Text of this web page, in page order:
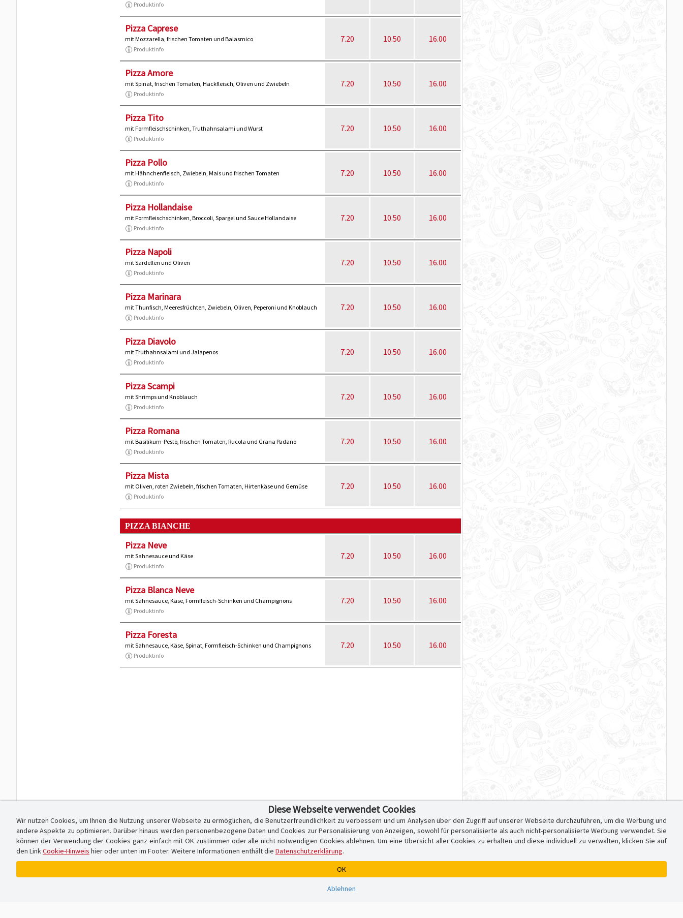
Produktinfo
Pizza Caprese
mit Mozzarella, frischen Tomaten und Balasmico
Produktinfo
7.20 10.50 16.00
Pizza Amore
mit Spinat, frischen Tomaten, Hackfleisch, Oliven und Zwiebeln
Produktinfo
7.20 10.50 16.00
Pizza Tito
mit Formfleischschinken, Truthahnsalami und Wurst
Produktinfo
7.20 10.50 16.00
Pizza Pollo
mit Hähnchenfleisch, Zwiebeln, Mais und frischen Tomaten
Produktinfo
7.20 10.50 16.00
Pizza Hollandaise
mit Formfleischschinken, Broccoli, Spargel und Sauce Hollandaise
Produktinfo
7.20 10.50 16.00
Pizza Napoli
mit Sardellen und Oliven
Produktinfo
7.20 10.50 16.00
Pizza Marinara
mit Thunfisch, Meeresfrüchten, Zwiebeln, Oliven, Peperoni und Knoblauch
Produktinfo
7.20 10.50 16.00
Pizza Diavolo
mit Truthahnsalami und Jalapenos
Produktinfo
7.20 10.50 16.00
Pizza Scampi
mit Shrimps und Knoblauch
Produktinfo
7.20 10.50 16.00
Pizza Romana
mit Basilikum-Pesto, frischen Tomaten, Rucola und Grana Padano
Produktinfo
7.20 10.50 16.00
Pizza Mista
mit Oliven, roten Zwiebeln, frischen Tomaten, Hirtenkäse und Gemüse
Produktinfo
7.20 10.50 16.00
PIZZA BIANCHE
Pizza Neve
mit Sahnesauce und Käse
Produktinfo
7.20 10.50 16.00
Pizza Blanca Neve
mit Sahnesauce, Käse, Formfleisch-Schinken und Champignons
Produktinfo
7.20 10.50 16.00
Pizza Foresta
mit Sahnesauce, Käse, Spinat, Formfleisch-Schinken und Champignons
Produktinfo
7.20 10.50 16.00
Diese Webseite verwendet Cookies
Wir nutzen Cookies, um Ihnen die Nutzung unserer Webseite zu ermöglichen, die Benutzerfreundlichkeit zu verbessern und um Analysen über den Zugriff auf unserer Webseite durchzuführen, um die Werbung und
andere Aspekte zu optimieren. Darüber hinaus werden personenbezogene Daten und Cookies zur Personalisierung von Anzeigen, sowohl für personalisierte als auch nicht-personalisierte Werbung verwendet. Sie
können der Verwendung der Cookies ganz einfach mit OK zustimmen oder alle nicht notwendigen Cookies ablehnen. Um eine Übersicht aller Cookies zu erhalten und diese individuell zu verwalten, klicken Sie auf
den LinkCookie-Hinweis hier oder unten im Footer. Weitere Informationen enthält die Datenschutzerklärung.
OK
Ablehnen